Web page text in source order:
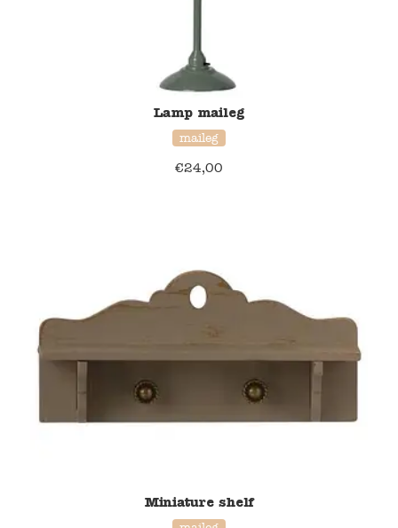
Lamp maileg
maileg
€24,00
Miniature shelf